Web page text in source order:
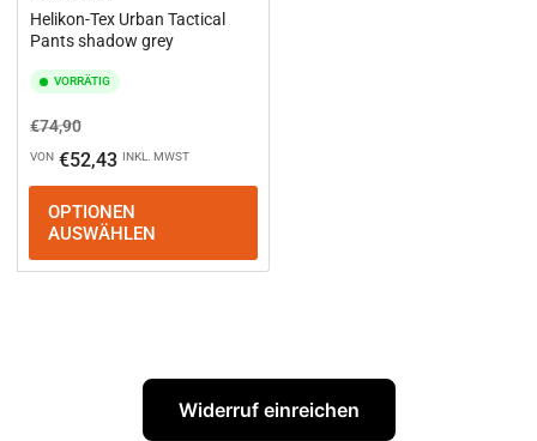
Helikon-Tex Urban Tactical
Pants shadow grey
VORRÄTIG
Normaler
Preis
€74,90Ausverkaufspreis
VON €52,43 INKL. MWST
OPTIONEN
AUSWÄHLEN
Widerruf einreichen